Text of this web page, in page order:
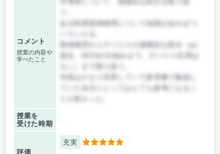
コメント
授業の内容や
学べたこと
ある程度固体物理について知識があればつ
固体物理からデバイスの基礎的な部分（pn
接合、MOSの仕組みまで。デバイス応用は
内容はかなり充実していて参考書で勉強し
ていた自分にとってはとても参考になるこ
授業を
受けた時期
評価
充実 5